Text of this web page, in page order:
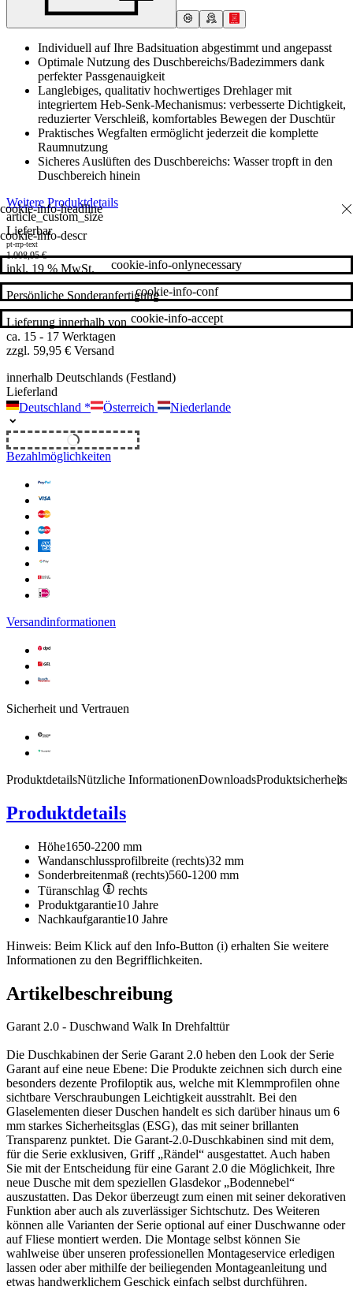
Individuell auf Ihre Badsituation abgestimmt und angepasst
Optimale Nutzung des Duschbereichs/Badezimmers dank
perfekter Passgenauigkeit
Langlebiges, qualitativ hochwertiges Drehlager mit
integriertem Heb-Senk-Mechanismus: verbesserte Dichtigkeit,
reduzierter Verschleiß, komfortables Bewegen der Duschtür
Praktisches Wegfalten ermöglicht jederzeit die komplette
Raumnutzung
Sicheres Auslüften des Duschbereichs: Wasser tropft in den
Duschbereich hinein
Weitere Produktdetails
article_custom_size
Lieferbar
pt-rrp-text
1.008,95€
inkl. 19 % MwSt.
Persönliche Sonderanfertigung
Lieferung innerhalb von
ca. 15 - 17 Werktagen
zzgl. 59,95 € Versand
innerhalb Deutschlands (Festland)
Lieferland
Deutschland * Österreich Niederlande
Unverbindliches Angebot
Bezahlmöglichkeiten
Versandinformationen
Sicherheit und Vertrauen
Produktdetails
Produktdetails
Höhe1650-2200 mm
Wandanschlussprofilbreite (rechts)32 mm
Sonderbreitenmaß (rechts)560-1200 mm
Türanschlag
rechts
Produktgarantie10 Jahre
Nachkaufgarantie10 Jahre
Hinweis: Beim Klick auf den Info-Button (i) erhalten Sie weitere
Informationen zu den Begrifflichkeiten.
Nützliche InformationenDownloads
Artikelbeschreibung
Garant 2.0 - Duschwand Walk In Drehfalttür
Die Duschkabinen der Serie Garant 2.0 heben den Look der Serie
Garant auf eine neue Ebene: Die Produkte zeichnen sich durch eine
besonders dezente Profiloptik aus, welche mit Klemmprofilen ohne
sichtbare Verschraubungen Leichtigkeit ausstrahlt. Bei den
Glaselementen dieser Duschen handelt es sich darüber hinaus um 6
mm starkes Sicherheitsglas (ESG), das mit seiner brillanten
Transparenz punktet. Die Garant-2.0-Duschkabinen sind mit dem,
für die Serie exklusiven, Griff „Rändel“ ausgestattet. Auch haben
Sie mit der Entscheidung für eine Garant 2.0 die Möglichkeit, Ihre
neue Dusche mit dem speziellen Glasdekor „Bodennebel“
auszustatten. Das Dekor überzeugt zum einen mit seiner dekorativen
Funktion aber auch als zuverlässiger Sichtschutz. Des Weiteren
können alle Varianten der Serie optional auf einer Duschwanne oder
auf Fliese montiert werden. Die Montage selbst können Sie
wahlweise über unseren professionellen Montageservice erledigen
lassen oder aber mithilfe der beiliegenden Montageanleitung und
etwas handwerklichem Geschick einfach selbst durchführen.
cookie-info-descr
cookie-info-accept
cookie-info-conf
cookie-info-onlynecessary